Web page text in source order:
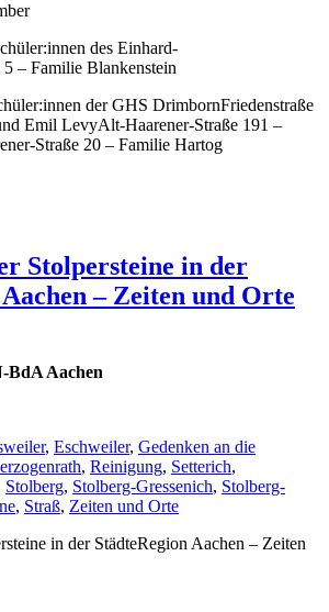
des Einhard-
– Familie Blankenstein
der GHS DrimbornFriedenstraße
Emil LevyAlt-Haarener-Straße 191 –
Straße 20 – Familie Hartog
Stolpersteine in der
– Zeiten und Orte
BdA Aachen
, Eschweiler, Gedenken an die
, Reinigung, Setterich,
Stolberg, Stolberg-Gressenich, Stolberg-
, Straß, Zeiten und Orte
in der StädteRegion Aachen – Zeiten